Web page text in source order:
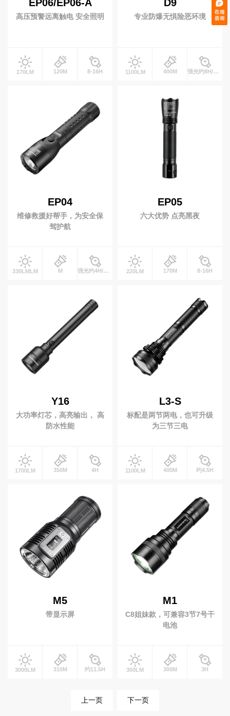
EP06/EP06-A
高压预警远离触电 安全照明
170LM 120M 8-16H
D9
专业防爆无惧险恶环境
1100LM 400M 强光约8H/工作光约16HH
EP04
维修救援好帮手，为安全保
驾护航
330LMLM M 强光约4H/工作光约8HH
EP05
六大优势 点亮黑夜
220LM 170M 8-16H
Y16
大功率灯芯，高亮输出， 高
防水性能
1700LM 350M 4H
L3-S
标配是两节两电，也可升级
为三节三电
1100LM 400M 约4.5H
M5
带显示屏
3000LM 310M 约11.5H
M1
C8姐妹款，可兼容3节7号干
电池
300LM 300M 3H
上一页 下一页